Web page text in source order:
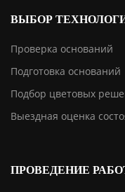
ВЫБОР
Проверка оснований
Подготовка оснований
Подбор цветовых
Выездная оценка
ПРОВЕДЕНИЕ